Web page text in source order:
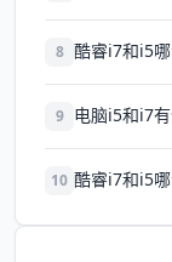
8 酷睿i7和i5
9 电脑i5和i7
10 酷睿i7和i5